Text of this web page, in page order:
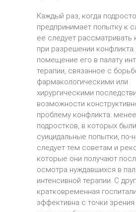
Каждый раз, когда
предпринимает попытку к
ее следует рассматривать
при разрешении
помещение его в палату
терапии, связанное с
фармакологическими или
хирургическими
возможности
проблему конфликта:
подростков, в которых были
суицидальные попытки, по-
следует тем советам и
которые они получают
осмотра нуждавшихся в
интенсивной терапии. С
кратковременная
эффективна с точки